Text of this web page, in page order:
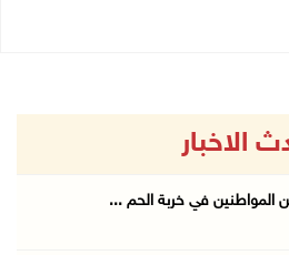
الاخبار
في خربة الحم ...